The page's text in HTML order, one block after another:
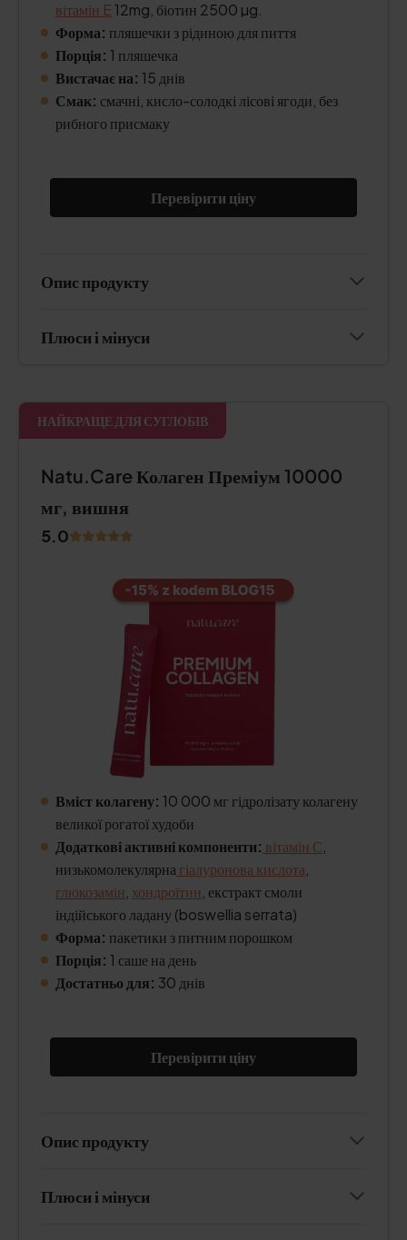
вітамін E12mg, біотин 2500 µg.
Форма: пляшечки з рідиною для пиття
Порція: 1 пляшечка
Вистачає на: 15 днів
Смак: смачні, кисло-солодкі лісові ягоди, без
рибного присмаку
Перевірити ціну
Опис продукту
Плюси і мінуси
НАЙКРАЩЕ ДЛЯ СУГЛОБІВ
Natu.Care Колаген Преміум 10000
мг, вишня
5.0
Вміст колагену: 10 000 мг гідролізату колагену
великої рогатої худоби
Додаткові активні компоненти: вітамін С
низькомолекулярна гіалуронова кислота
глюкозамін хондроїтин , екстракт смоли
індійського ладану (boswellia serrata)
Форма: пакетики з питним порошком
Порція: 1 саше на день
Достатньо для: 30 днів
Перевірити ціну
Опис продукту
Плюси і мінуси